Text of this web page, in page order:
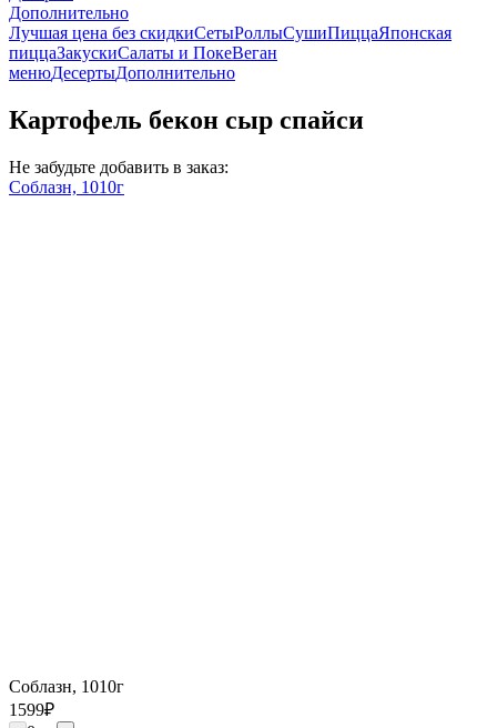
Дополнительно
Лучшая цена без скидкиСетыРоллыСушиПиццаЯпонская
пиццаЗакускиСалаты и ПокеВеган
менюДесертыДополнительно
Картофель бекон сыр спайси
Не забудьте добавить в заказ:
Соблазн, 1010г
Соблазн, 1010г
1599₽